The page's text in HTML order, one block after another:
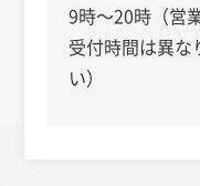
9時～20時（営
受付時間は異な
い）